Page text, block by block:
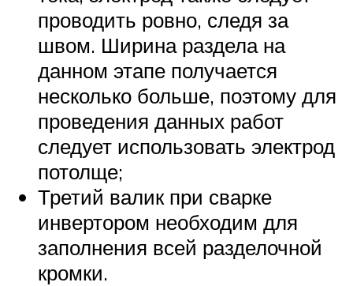
проводить ровно, следя за
швом. Ширина раздела на
данном этапе получается
несколько больше, поэтому для
проведения данных работ
следует использовать электрод
потолще;
Третий валик при сварке
инвертором необходим для
заполнения всей разделочной
кромки.